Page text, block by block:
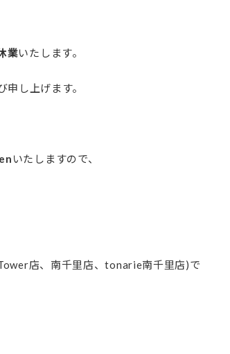
業いたします。
し上げます。
いたしますので、
店、南千里店、tonarie南千里店)で